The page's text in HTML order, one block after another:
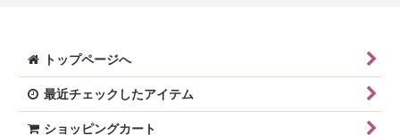
トップページへ
最近チェックしたアイテム
ショッピングカート